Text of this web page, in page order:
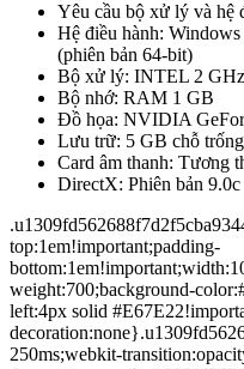
Yêu cầu bộ xử lý và hệ
Hệ điều hành:
(phiên bản 64-bit)
Bộ xử lý: INTEL 2
Bộ nhớ: RAM 1 GB
Đồ họa: NVIDIA
Lưu trữ: 5 GB chỗ
Card âm thanh: Tương
DirectX: Phiên bản 9.0c
top:1em!important;padding-
weight:700;background-
left:4px solid
250ms;webkit-